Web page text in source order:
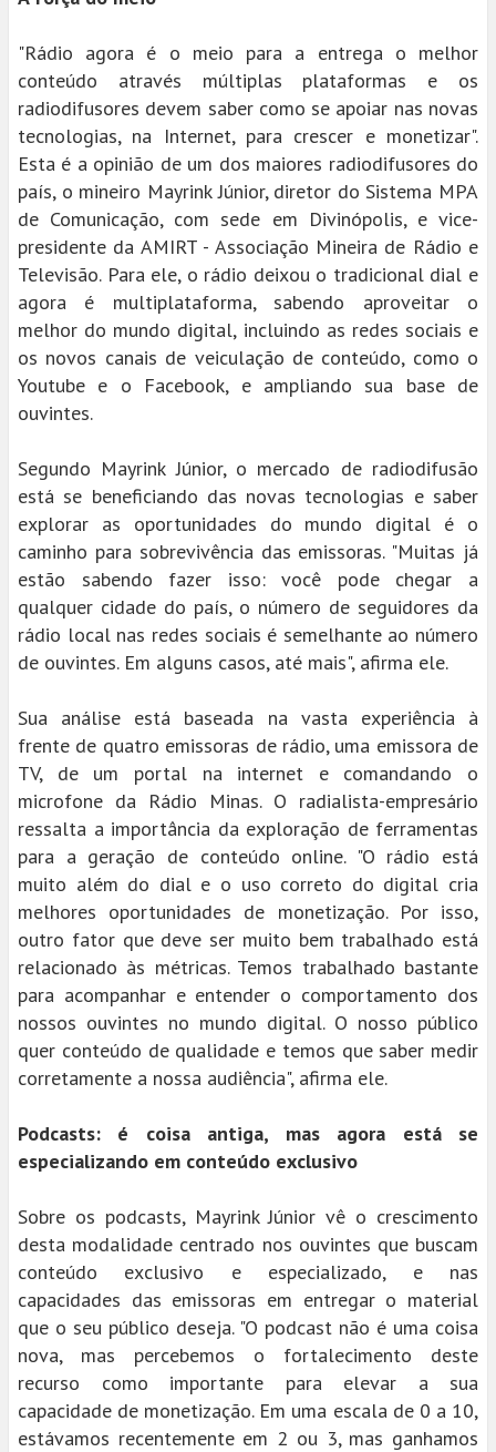
"Rádio agora é o meio para a entrega o melhor
conteúdo através múltiplas plataformas e os
radiodifusores devem saber como se apoiar nas novas
tecnologias, na Internet, para crescer e monetizar".
Esta é a opinião de um dos maiores radiodifusores do
país, o mineiro Mayrink Júnior, diretor do Sistema MPA
de Comunicação, com sede em Divinópolis, e vice-
presidente da AMIRT - Associação Mineira de Rádio e
Televisão. Para ele, o rádio deixou o tradicional dial e
agora é multiplataforma, sabendo aproveitar o
melhor do mundo digital, incluindo as redes sociais e
os novos canais de veiculação de conteúdo, como o
Youtube e o Facebook, e ampliando sua base de
ouvintes.
Segundo Mayrink Júnior, o mercado de radiodifusão
está se beneficiando das novas tecnologias e saber
explorar as oportunidades do mundo digital é o
caminho para sobrevivência das emissoras. "Muitas já
estão sabendo fazer isso: você pode chegar a
qualquer cidade do país, o número de seguidores da
rádio local nas redes sociais é semelhante ao número
de ouvintes. Em alguns casos, até mais", afirma ele.
Sua análise está baseada na vasta experiência à
frente de quatro emissoras de rádio, uma emissora de
TV, de um portal na internet e comandando o
microfone da Rádio Minas. O radialista-empresário
ressalta a importância da exploração de ferramentas
para a geração de conteúdo online. "O rádio está
muito além do dial e o uso correto do digital cria
melhores oportunidades de monetização. Por isso,
outro fator que deve ser muito bem trabalhado está
relacionado às métricas. Temos trabalhado bastante
para acompanhar e entender o comportamento dos
nossos ouvintes no mundo digital. O nosso público
quer conteúdo de qualidade e temos que saber medir
corretamente a nossa audiência", afirma ele.
Podcasts: é coisa antiga, mas agora está se
especializando em conteúdo exclusivo
Sobre os podcasts, Mayrink Júnior vê o crescimento
desta modalidade centrado nos ouvintes que buscam
conteúdo exclusivo e especializado, e nas
capacidades das emissoras em entregar o material
que o seu público deseja. "O podcast não é uma coisa
nova, mas percebemos o fortalecimento deste
recurso como importante para elevar a sua
capacidade de monetização. Em uma escala de 0 a 10,
estávamos recentemente em 2 ou 3, mas ganhamos